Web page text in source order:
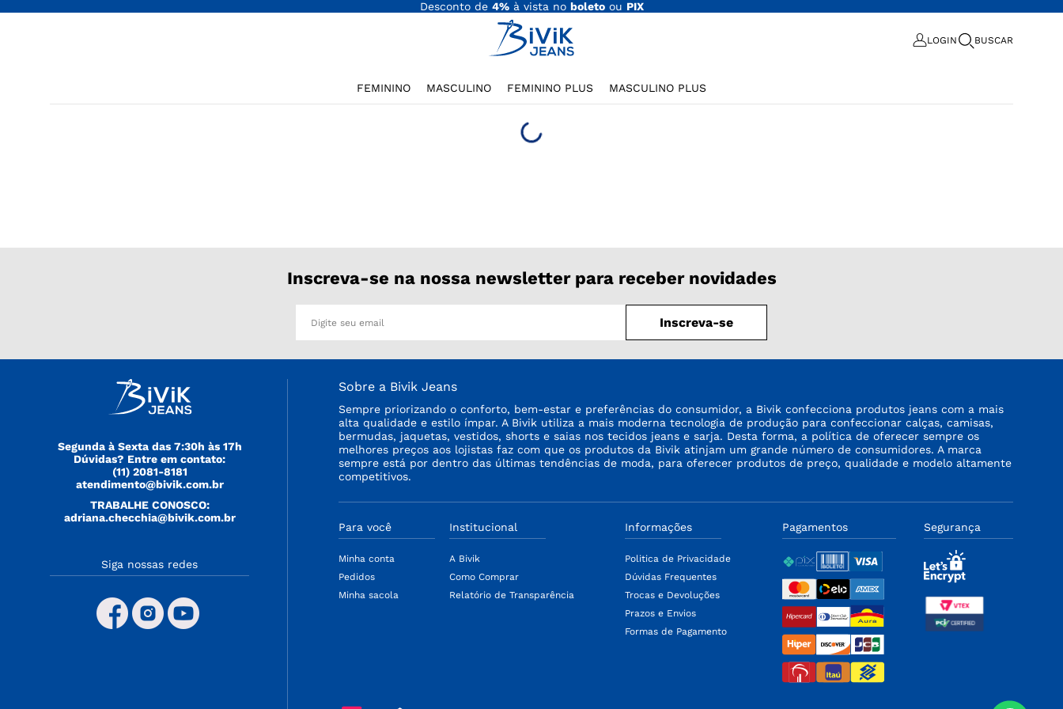
Desconto de 4%à vista no boletoou PIX
LOGIN BUSCAR
FEMININO MASCULINO FEMININO PLUS MASCULINO PLUS
Inscreva-se na nossa newsletter para receber novidades
Inscreva-se
Segunda à Sexta das 7:30h às 17h
Dúvidas? Entre em contato:
(11) 2081-8181
atendimento@bivik.com.br
TRABALHE CONOSCO:
adriana.checchia@bivik.com.br
Siga nossas redes
Sobre a Bivik Jeans
Sempre priorizando o conforto, bem-estar e preferências do consumidor, a Bivik confecciona produtos jeans com a mais
alta qualidade e estilo ímpar. A Bivik utiliza a mais moderna tecnologia de produção para confeccionar calças, camisas,
bermudas, jaquetas, vestidos, shorts e saias nos tecidos jeans e sarja. Desta forma, a política de oferecer sempre os
melhores preços aos lojistas faz com que os produtos da Bivik atinjam um grande número de consumidores. A marca
sempre está por dentro das últimas tendências de moda, para oferecer produtos de preço, qualidade e modelo altamente
competitivos.
Para você
Minha conta
Pedidos
Minha sacola
Institucional
A Bivik
Como Comprar
Relatório de Transparência
Informações
Politica de Privacidade
Dúvidas Frequentes
Trocas e Devoluções
Prazos e Envios
Formas de Pagamento
Pagamentos Segurança